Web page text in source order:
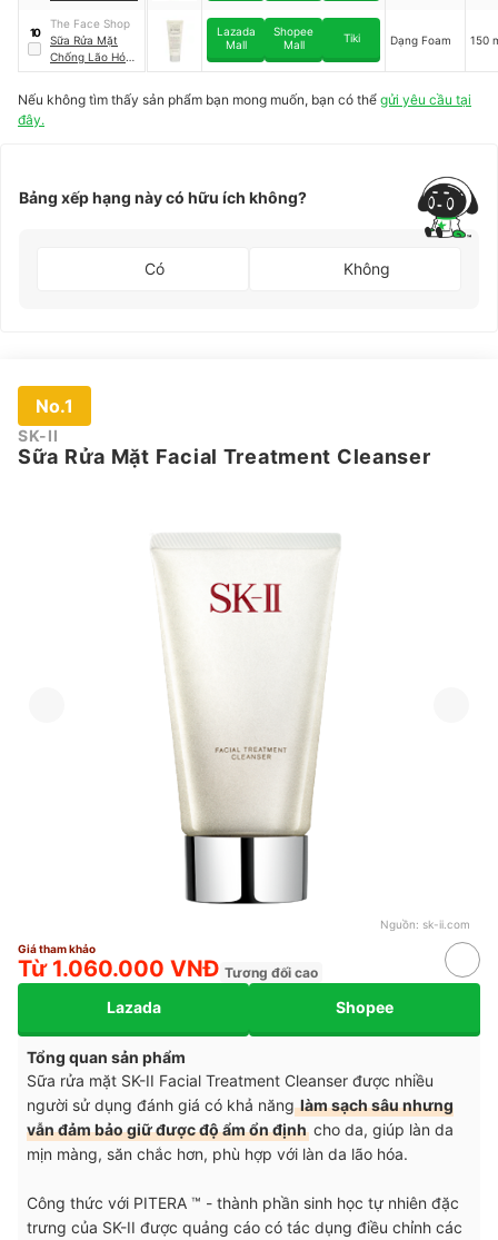
10
The Face Shop
Sữa Rửa Mặt
Chống Lão Hóa
Sớm The
Essential
Lazada
Mall
Shopee
Mall
Tiki Dạng Foam 150
Nếu không tìm thấy sản phẩm bạn mong muốn, bạn có thể gửi yêu cầu tại
đây.
Bảng xếp hạng này có hữu ích không?
Có Không
No.1
SK-II
Sữa Rửa Mặt Facial Treatment Cleanser
Nguồn: sk-ii.com
Giá tham khảo
Từ 1.060.000 VNĐ Tương đối cao
Lazada Shopee
Tổng quan sản phẩm
Sữa rửa mặt SK-II Facial Treatment Cleanser được nhiều
người sử dụng đánh giá có khả nănglàm sạch sâu nhưng
vẫn đảm bảo giữ được độ ẩm ổn định cho da, giúp làn da
mịn màng, săn chắc hơn, phù hợp với làn da lão hóa.
Công thức với PITERA ™ - thành phần sinh học tự nhiên đặc
trưng của SK-II được quảng cáo có tác dụng điều chỉnh các